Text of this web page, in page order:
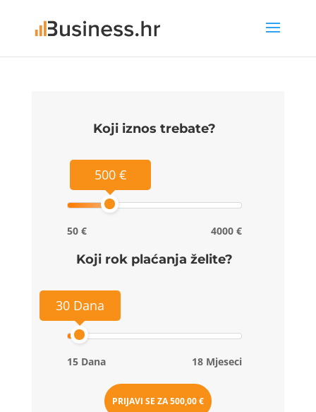
Koji iznos trebate?
500 €
50 € 4000 €
Koji rok plaćanja želite?
30 Dana
15 Dana 18 Mjeseci
PRIJAVI SE ZA500,00 €